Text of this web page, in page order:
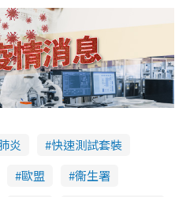
炎
快速測試套裝
歐盟
衞生署